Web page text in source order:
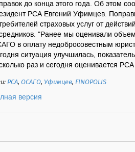
до конца этого года. Об этом
РСА Евгений Уфимцев.
страховых услуг от
"Ранее мы оценивали
в оплату недобросовестным
ситуация улучшилась,
раз и сегодня оценивается
РСА,ОСАГО, Уфимцев, FINOPOLIS
версия